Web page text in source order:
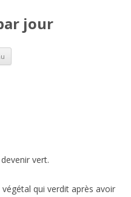
jour
Aller au contenu principal
vert.
végétal qui verdit après avoir